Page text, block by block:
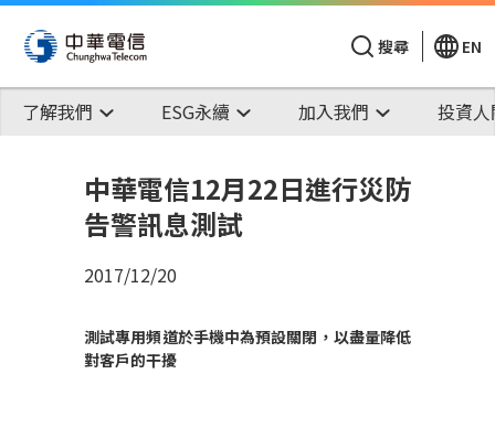
搜尋 EN
了解我們 ESG永續 加入我們 投資
中華電信12月22日進行災防
告警訊息測試
2017/12/20
測試專用頻道於手機中為預設關閉，以盡量降低
對客戶的干擾